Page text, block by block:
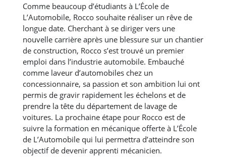
Comme beaucoup d’étudiants à L’École de
L’Automobile, Rocco souhaite réaliser un rêve de
longue date. Cherchant à se diriger vers une
nouvelle carrière après une blessure sur un chantier
de construction, Rocco s’est trouvé un premier
emploi dans l’industrie automobile. Embauché
comme laveur d’automobiles chez un
concessionnaire, sa passion et son ambition lui ont
permis de gravir rapidement les échelons et de
prendre la tête du département de lavage de
voitures. La prochaine étape pour Rocco est de
suivre la formation en mécanique offerte à L’École
de L’Automobile qui lui permettra d’atteindre son
objectif de devenir apprenti mécanicien.